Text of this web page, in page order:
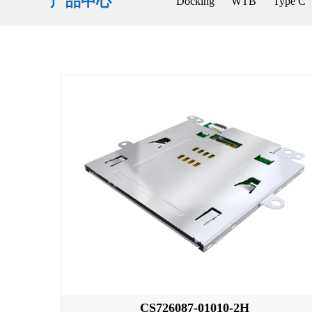
CS726087-01010-2H